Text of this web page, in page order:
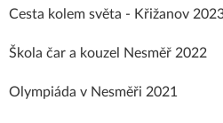
Cesta kolem světa - Křižanov
Škola čar a kouzel Nesměř 2022
Olympiáda v Nesměři 2021